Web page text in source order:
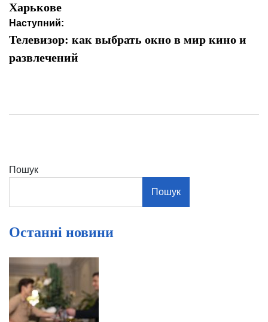
Харькове
Наступний:
Телевизор: как выбрать окно в мир кино и
развлечений
Пошук
Пошук
Останні новини